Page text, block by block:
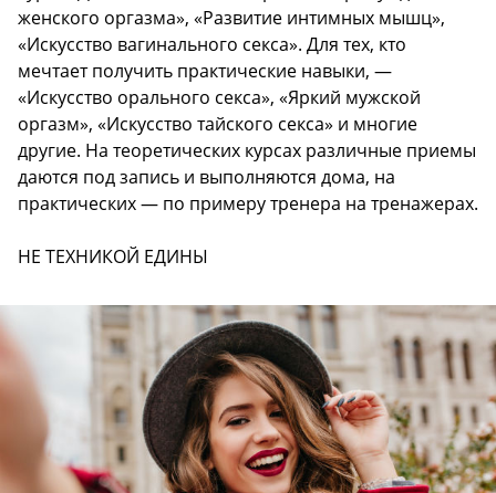
женского оргазма», «Развитие интимных мышц»,
«Искусство вагинального секса». Для тех, кто
мечтает получить практические навыки, —
«Искусство орального секса», «Яркий мужской
оргазм», «Искусство тайского секса» и многие
другие. На теоретических курсах различные приемы
даются под запись и выполняются дома, на
практических — по примеру тренера на тренажерах.
НЕ ТЕХНИКОЙ ЕДИНЫ